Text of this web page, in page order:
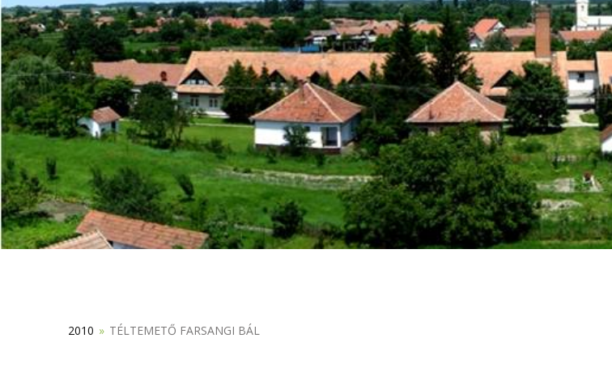
2010 » TÉLTEMETŐ FARSANGI BÁL